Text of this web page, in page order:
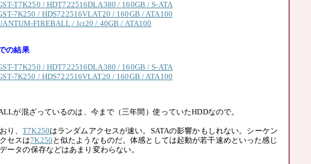
T7K250 / HDT722516DLA380 / 160GB / S-ATA
7K250 / HDS722516VLAT20 / 160GB / ATA100
FIREBALL / lct20 / 40GB / ATA100
の結果
T7K250 / HDT722516DLA380 / 160GB / S-ATA
7K250 / HDS722516VLAT20 / 160GB / ATA100
が混ざっているのは、今まで（三年間）使っていたHDDなので。
り、T7K250はランダムアクセスが速い。SATAの影響かもしれない。シーケン
セスは7K250 と似たようなものだ。体感としては起動が若干速めといった感じ
ータの保存などはあまり変わらない。